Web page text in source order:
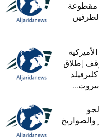
مقطوعة
إطلاق
والصواريخ